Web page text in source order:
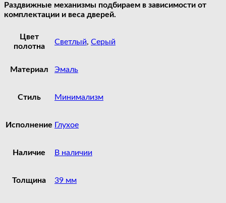
Раздвижные механизмы подбираем в зависимости от
комплектации и веса дверей.
Цвет
полотна
Светлый, Серый
Материал Эмаль
Стиль Минимализм
Исполнение Глухое
Наличие В наличии
Толщина 39 мм